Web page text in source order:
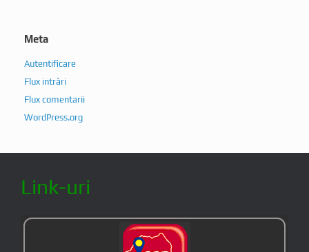
Meta
Autentificare
Flux intrări
Flux comentarii
WordPress.org
Link-uri